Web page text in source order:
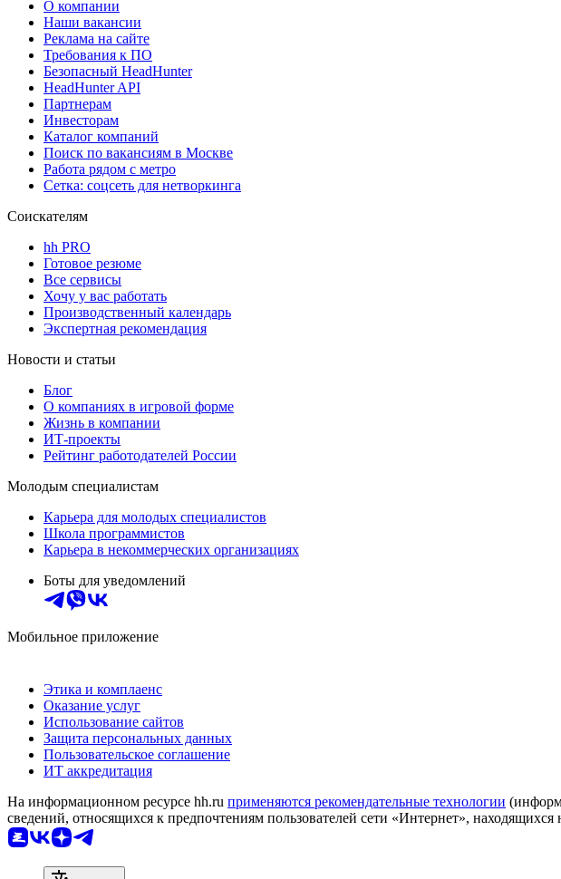
О компании
Наши вакансии
Реклама на сайте
Требования к ПО
Безопасный HeadHunter
HeadHunter API
Партнерам
Инвесторам
Каталог компаний
Поиск по вакансиям в Москве
Работа рядом с метро
Сетка: соцсеть для нетворкинга
Соискателям
hh PRO
Готовое резюме
Все сервисы
Хочу у вас работать
Производственный календарь
Экспертная рекомендация
Новости и статьи
Блог
О компаниях в игровой форме
Жизнь в компании
ИТ-проекты
Рейтинг работодателей России
Молодым специалистам
Карьера для молодых специалистов
Школа программистов
Карьера в некоммерческих организациях
Боты для уведомлений
Мобильное приложение
Этика и комплаенс
Оказание услуг
Использование сайтов
Защита персональных данных
Пользовательское соглашение
ИТ аккредитация
На информационном ресурсе hh.ru применяются рекомендательные технологии
сведений, относящихся к предпочтениям пользователей сети «Интернет»,